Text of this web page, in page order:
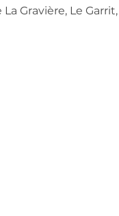
Gravière, Le